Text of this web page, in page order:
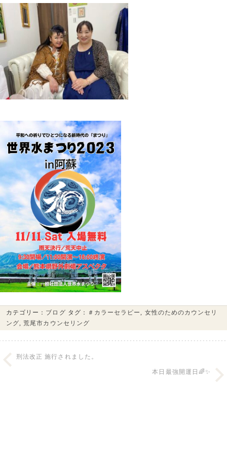
カテゴリー： ブログ タグ： ＃カラーセラピー
女性のためのカウンセリ
ング ,荒尾市カウンセリング
刑法改正 施行されました。
本日最強開運日🌈✨